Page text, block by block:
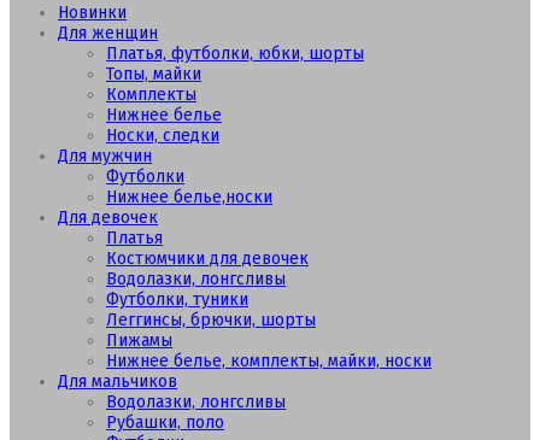
Новинки
Для женщин
Платья, футболки, юбки, шорты
Топы, майки
Комплекты
Нижнее белье
Носки, следки
Для мужчин
Футболки
Нижнее белье,носки
Для девочек
Платья
Костюмчики для девочек
Водолазки, лонгсливы
Футболки, туники
Леггинсы, брючки, шорты
Пижамы
Нижнее белье, комплекты, майки, носки
Для мальчиков
Водолазки, лонгсливы
Рубашки, поло